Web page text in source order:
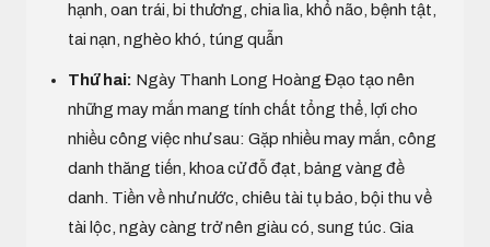
hạnh, oan trái, bi thương, chia lìa, khổ não, bệnh tật,
tai nạn, nghèo khó, túng quẫn
Thứ hai: Ngày Thanh Long Hoàng Đạo tạo nên
những may mắn mang tính chất tổng thể, lợi cho
nhiều công việc như sau: Gặp nhiều may mắn, công
danh thăng tiến, khoa cử đỗ đạt, bảng vàng đề
danh. Tiền về như nước, chiêu tài tụ bảo, bội thu về
tài lộc, ngày càng trở nên giàu có, sung túc. Gia